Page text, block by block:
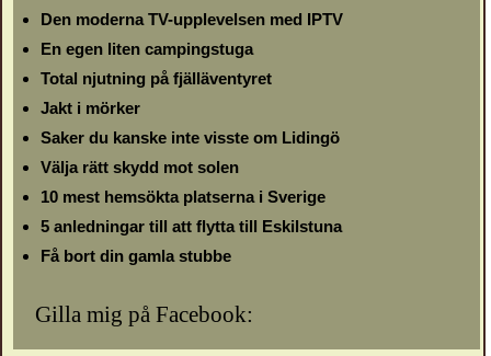
Den moderna TV-upplevelsen med IPTV
En egen liten campingstuga
Total njutning på fjälläventyret
Jakt i mörker
Saker du kanske inte visste om Lidingö
Välja rätt skydd mot solen
10 mest hemsökta platserna i Sverige
5 anledningar till att flytta till Eskilstuna
Få bort din gamla stubbe
Gilla mig på Facebook: